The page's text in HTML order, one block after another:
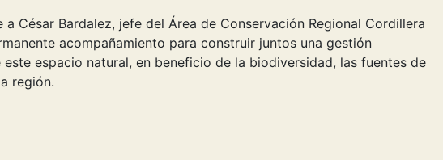
César Bardalez, jefe del Área de Conservación Regional Cordillera
acompañamiento para construir juntos una gestión
espacio natural, en beneficio de la biodiversidad, las fuentes de
región.